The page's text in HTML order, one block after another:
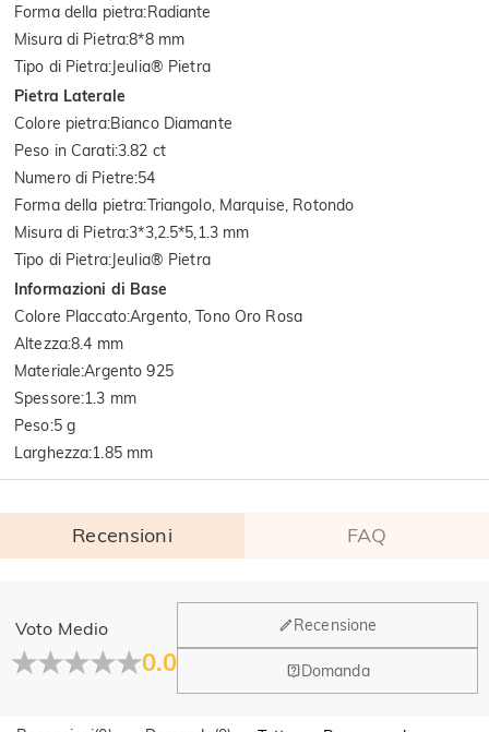
Forma della pietra:Radiante
Misura di Pietra:8*8 mm
Tipo di Pietra:Jeulia® Pietra
Pietra Laterale
Colore pietra:Bianco Diamante
Peso in Carati:3.82 ct
Numero di Pietre:54
Forma della pietra:Triangolo, Marquise, Rotondo
Misura di Pietra:3*3,2.5*5,1.3 mm
Tipo di Pietra:Jeulia® Pietra
Informazioni di Base
Colore Placcato:Argento, Tono Oro Rosa
Altezza:8.4 mm
Materiale:Argento 925
Spessore:1.3 mm
Peso:5 g
Larghezza:1.85 mm
Recensioni FAQ
Voto Medio
0.0
Recensione
Domanda
Generale
Dove si trova la tua azienda?
La sede principale è a Los Angeles, in California, mentre il